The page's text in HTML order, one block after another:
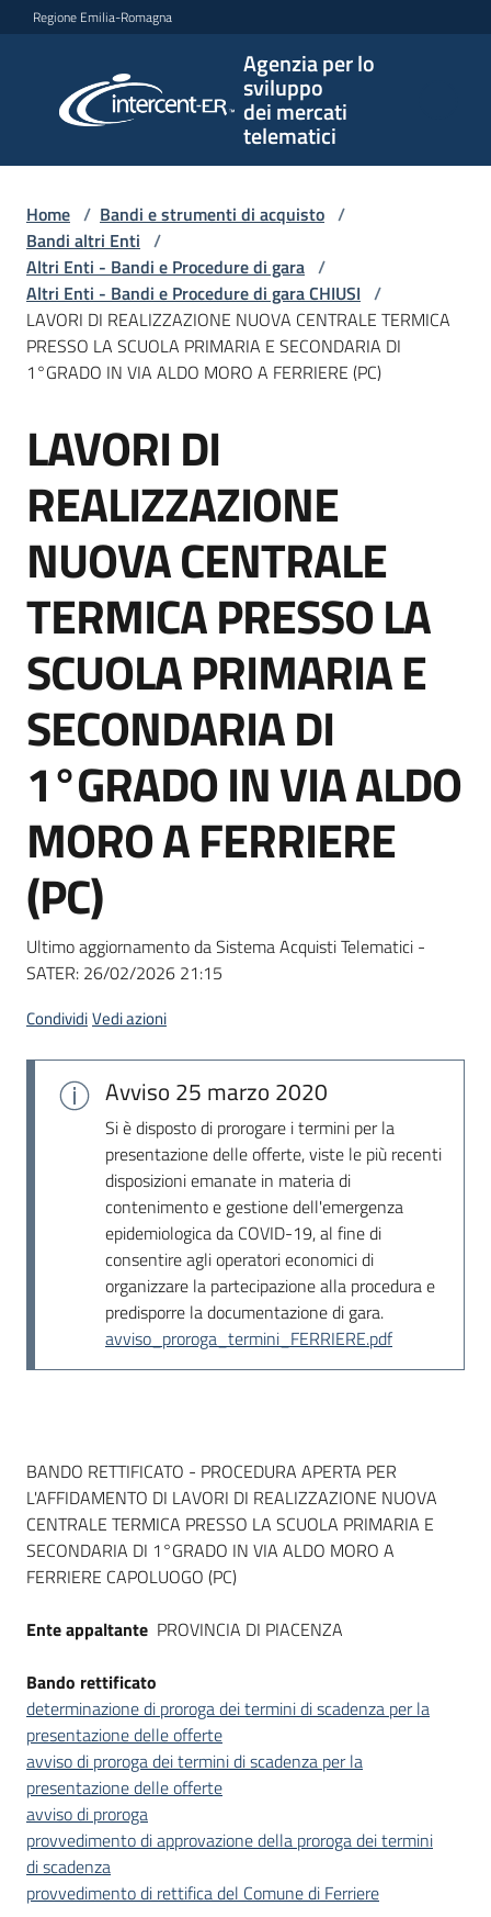
Vai al contenuto
Vai alla navigazione
Vai al footer
Regione Emilia-Romagna
Agenzia per lo
sviluppo
dei mercati
telematici
per lo
sviluppo
telematici
L'Agenzia
e
strumenti
acquisto
Supporto
Piattaforme
telematiche
English
site
su
Home / Bandi e strumenti di acquisto /
Bandi altri Enti /
Altri Enti - Bandi e Procedure di gara /
Altri Enti - Bandi e Procedure di gara CHIUSI /
LAVORI DI REALIZZAZIONE NUOVA CENTRALE TERMICA
PRESSO LA SCUOLA PRIMARIA E SECONDARIA DI
1°GRADO IN VIA ALDO MORO A FERRIERE (PC)
Salta al contenuto
LAVORI DI
REALIZZAZIONE
NUOVA CENTRALE
TERMICA PRESSO LA
SCUOLA PRIMARIA E
SECONDARIA DI
1°GRADO IN VIA ALDO
MORO A FERRIERE
(PC)
Ultimo aggiornamento da Sistema Acquisti Telematici -
SATER: 26/02/2026 21:15
CondividiVedi azioni
Avviso 25 marzo 2020
Si è disposto di prorogare i termini per la
presentazione delle offerte, viste le più recenti
disposizioni emanate in materia di
contenimento e gestione dell'emergenza
epidemiologica da COVID-19, al fine di
consentire agli operatori economici di
organizzare la partecipazione alla procedura e
predisporre la documentazione di gara.
avviso_proroga_termini_FERRIERE.pdf
Dati del bando
BANDO RETTIFICATO - PROCEDURA APERTA PER
L'AFFIDAMENTO DI LAVORI DI REALIZZAZIONE NUOVA
CENTRALE TERMICA PRESSO LA SCUOLA PRIMARIA E
SECONDARIA DI 1°GRADO IN VIA ALDO MORO A
FERRIERE CAPOLUOGO (PC)
Ente appaltante PROVINCIA DI PIACENZA
Bando rettificato
determinazione di proroga dei termini di scadenza per la
presentazione delle offerte
avviso di proroga dei termini di scadenza per la
presentazione delle offerte
avviso di proroga
provvedimento di approvazione della proroga dei termini
di scadenza
provvedimento di rettifica del Comune di Ferriere